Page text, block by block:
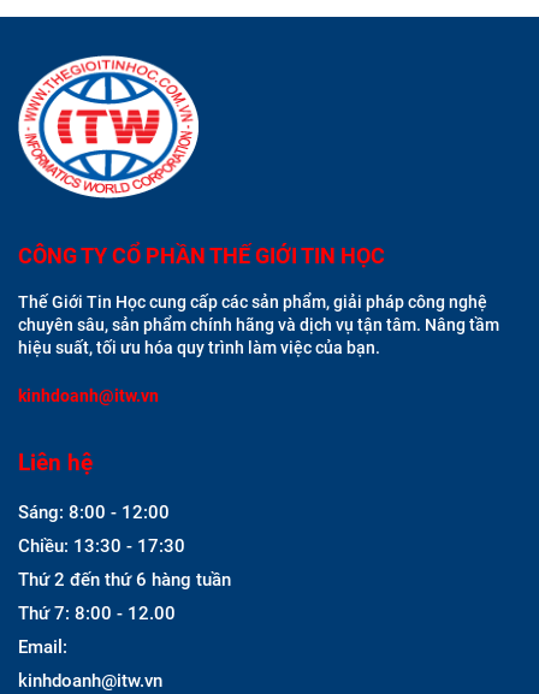
CÔNG TY CỔ PHẦN THẾ GIỚI TIN HỌC
Thế Giới Tin Học cung cấp các sản phẩm, giải pháp công nghệ
chuyên sâu, sản phẩm chính hãng và dịch vụ tận tâm. Nâng tầm
hiệu suất, tối ưu hóa quy trình làm việc của bạn.
kinhdoanh@itw.vn
Liên hệ
Sáng: 8:00 - 12:00
Chiều: 13:30 - 17:30
Thứ 2 đến thứ 6 hàng tuần
Thứ 7: 8:00 - 12.00
Email:
kinhdoanh@itw.vn